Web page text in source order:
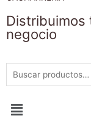
negocio